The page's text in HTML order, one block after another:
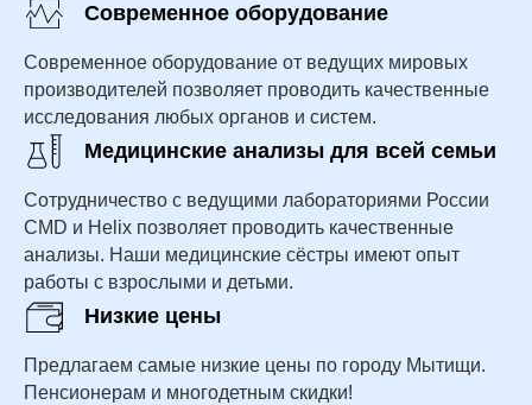
Современное оборудование
Современное оборудование от ведущих мировых
производителей позволяет проводить качественные
исследования любых органов и систем.
Медицинские анализы для всей семьи
Сотрудничество с ведущими лабораториями России
CMD и Helix позволяет проводить качественные
анализы. Наши медицинские сёстры имеют опыт
работы с взрослыми и детьми.
Низкие цены
Предлагаем самые низкие цены по городу Мытищи.
Пенсионерам и многодетным скидки!